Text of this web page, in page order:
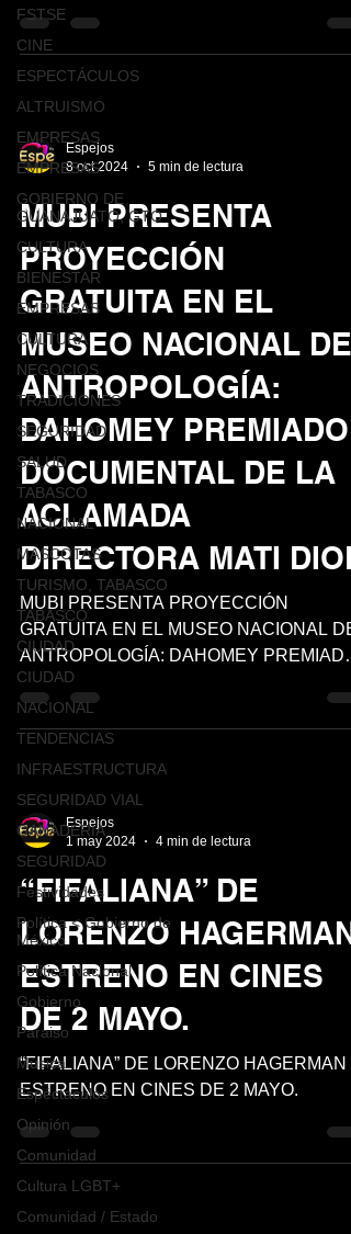
FSTSE
CINE
ESPECTÁCULOS
ALTRUISMO
EMPRESAS
EMPRESAS
GOBIERNO DE
GUANAJUATO, GTO
CULTURA
BIENESTAR
EMPRESAS
CULTURA
NEGOCIOS
TRADICIONES
SEGURIDAD
SALUD
TABASCO
NACIONAL
MASCOTAS
TURISMO, TABASCO
TABASCO
CIUDAD
CIUDAD
NACIONAL
TENDENCIAS
INFRAESTRUCTURA
SEGURIDAD VIAL
GANADERIA
SEGURIDAD
Festividades
Política < Gobierno de
México
Política Nacional
Gobierno
Paraiso
Música
Espéctaculos
Opinión
Comunidad
Cultura LGBT+
Comunidad / Estado
Distribució
Espejos
8 oct 2024
5 min de lectura
MUBI PRESENTA
PROYECCIÓN
GRATUITA EN EL
MUSEO NACIONAL DE
ANTROPOLOGÍA:
DAHOMEY PREMIADO
DOCUMENTAL DE LA
ACLAMADA
DIRECTORA MATI DIOP.
MUBI PRESENTA PROYECCIÓN
GRATUITA EN EL MUSEO NACIONAL DE
ANTROPOLOGÍA: DAHOMEY PREMIADO
DOCUMENTAL DE LA ACLAMADA
DIRECTORA MATI DIOP.
Espejos
1 may 2024
4 min de lectura
“FIFALIANA” DE
LORENZO HAGERMAN
ESTRENO EN CINES
DE 2 MAYO.
“FIFALIANA” DE LORENZO HAGERMAN
ESTRENO EN CINES DE 2 MAYO.